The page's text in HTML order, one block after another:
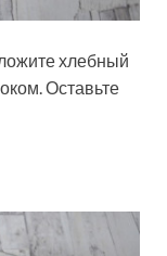
хлебный
Оставьте